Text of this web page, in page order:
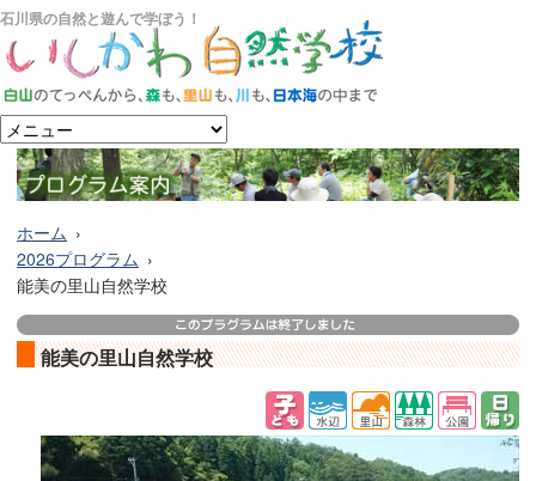
石川県の自然と遊んで学ぼう！
ホーム
2026プログラム
能美の里山自然学校
能美の里山自然学校